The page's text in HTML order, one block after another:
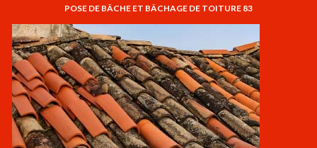
POSE DE BÂCHE ET BÂCHAGE DE TOITURE 83